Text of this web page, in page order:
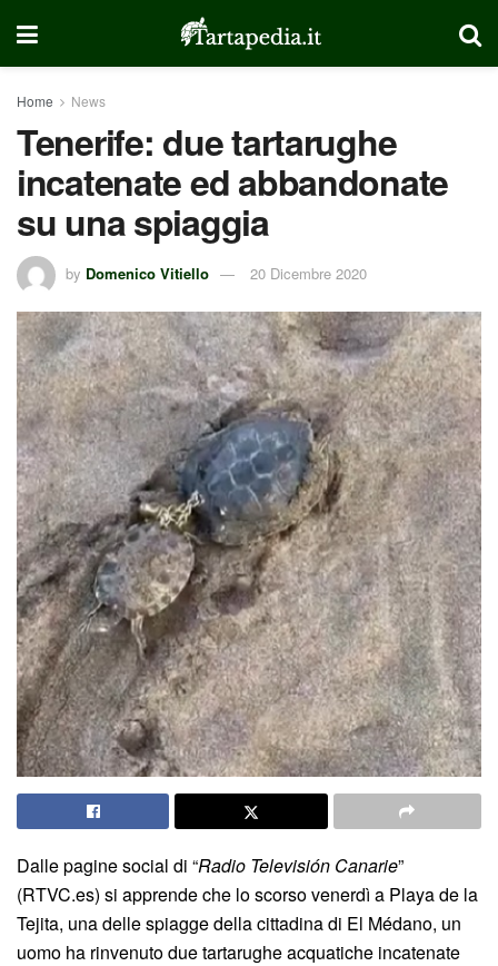
Home News
Tenerife: due tartarughe
incatenate ed abbandonate
su una spiaggia
by Domenico Vitiello 20 Dicembre 2020
Dalle pagine social di “Radio Televisión Canarie”
(RTVC.es) si apprende che lo scorso venerdì a Playa de la
Tejita, una delle spiagge della cittadina di El Médano, un
uomo ha rinvenuto due tartarughe acquatiche incatenate